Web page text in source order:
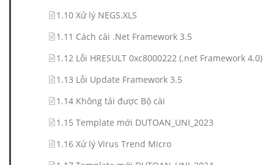
1.10 Xử lý NEGS.XLS
1.11 Cách cài .Net Framework 3.5
1.12 Lỗi HRESULT 0xc8000222 (.net Framework 4.0)
1.13 Lỗi Update Framework 3.5
1.14 Không tải được Bộ cài
1.15 Template mới DUTOAN_UNI_2023
1.16 Xử lý Virus Trend Micro